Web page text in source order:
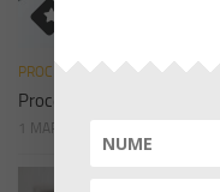
PROCEDURI
Procedura de sistem
1 MARTIE 2023